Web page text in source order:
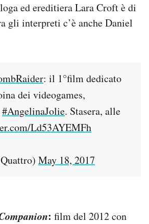
ed ereditiera Lara Croft è di
gli interpreti c’è anche Daniel
: il 1°film dedicato
dei videogames,
#AngelinaJolie. Stasera, alle
Ld53AYEMFh
May 18, 2017
: film del 2012 con